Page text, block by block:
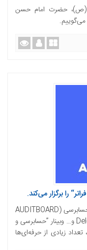
(ص)، حضرت امام حسن
را برگزار می‌کند.
گروه بورد حسابرسی برگزار می‌کند گروه بورد حسابرسی (AUDITBOARD
Team) با پشتیبانی Deloitte، Protivite، RSM و… وبینار ”حسابرسی و
تعداد زیادی از حرفه‌ای‌ها